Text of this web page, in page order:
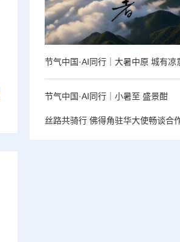
节气中国·AI同行｜大暑中原 城有凉
节气中国·AI同行｜小暑至 盛景酣
丝路共骑行 佛得角驻华大使畅谈合